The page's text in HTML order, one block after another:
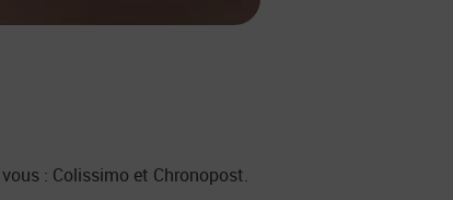
: Colissimo et Chronopost.